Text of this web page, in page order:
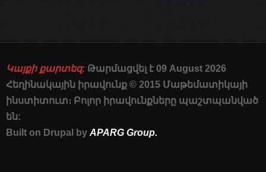
Կայքի քարտեզ: Թարմացվել է 09 August 2026
Հեղինակային իրավունք © 2015 Մաթեմատիկայի
ինստիտուտ։ Բոլոր իրավունքները պաշտպանված
են:
Built on Drupal by APARG Group.